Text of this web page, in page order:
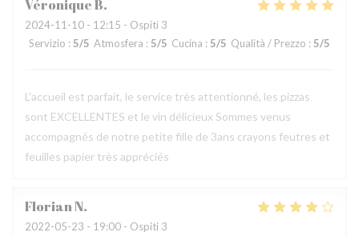
VéroniqueB
2024-11-10 - 12:15 - Ospiti 3
Servizio : 5/5 Atmosfera : 5/5 Cucina : 5/5 Qualità / Prezzo : 5/5
L'accueil est parfait, le service très attentionné, les pizzas
sont EXCELLENTES et le vin délicieux Sommes venus
accompagnés de notre petite fille de 3ans crayons feutres et
feuilles papier très appréciés
FlorianN
2022-05-23 - 19:00 - Ospiti 3